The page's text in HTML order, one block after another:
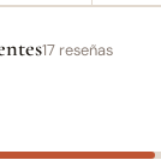
17 reseñas